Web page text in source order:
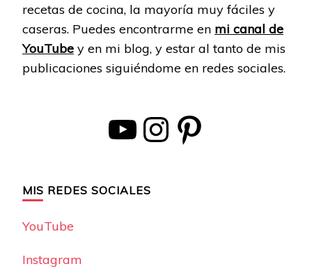
recetas de cocina, la mayoría muy fáciles y
caseras. Puedes encontrarme en mi canal de
YouTube y en mi blog, y estar al tanto de mis
publicaciones siguiéndome en redes sociales.
YouTube Instagram Pinterest
MIS REDES SOCIALES
YouTube
Instagram